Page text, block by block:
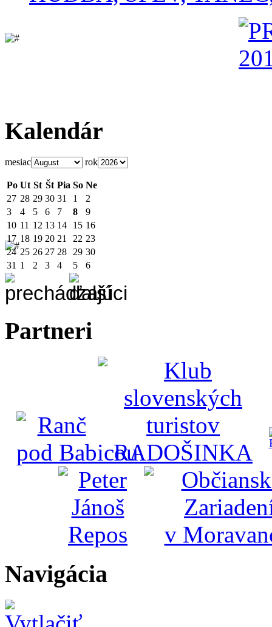
Kalendár
mesiac rok
Po Ut St Št Pia So Ne
27 28 29 30 31 1
2
3
4 5 6 7 8
9
10 11 12 13 14 15 16
17 18 19 20 21 22 23
24 25 26 27 28 29 30
31 1 2 3 4 5 6
Partneri
Navigácia